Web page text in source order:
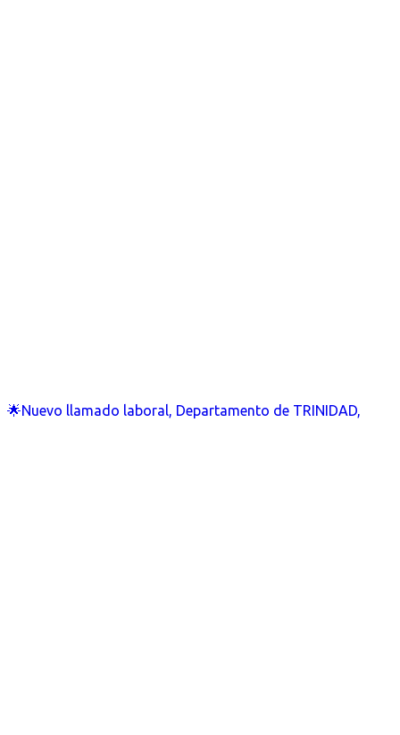
🌟Nuevo llamado laboral, Departamento de TRINIDAD,